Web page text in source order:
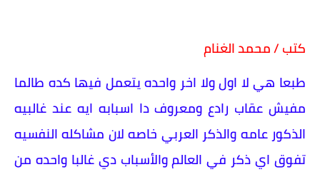
كتب / محمد الغنام
طبعا هي لا اول ولا اخر واحده يتعمل فيها كده طالما
مفيش عقاب رادع ومعروف دا اسبابه ايه عند غالبيه
الذكور عامه والذكر العربي خاصه لان مشاكله النفسيه
تفوق اي ذكر في العالم والأسباب دي غالبا واحده من